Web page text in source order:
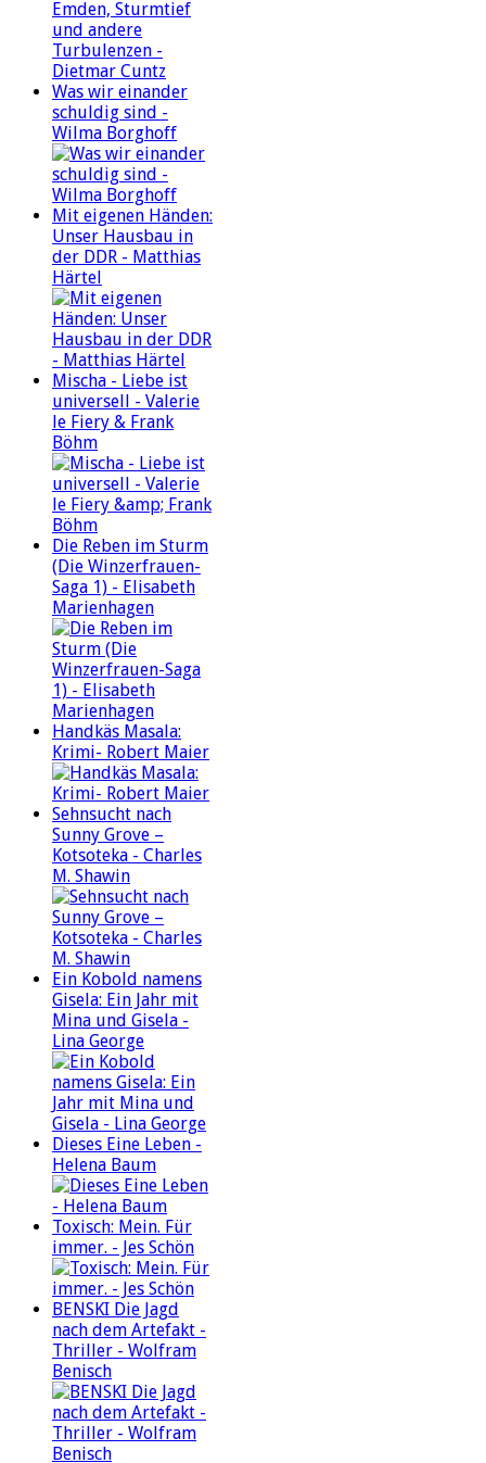
Was wir einander
schuldig sind -
Wilma Borghoff
Mit eigenen Händen:
Unser Hausbau in
der DDR - Matthias
Härtel
Mischa - Liebe ist
universell - Valerie
le Fiery & Frank
Böhm
Die Reben im Sturm
(Die Winzerfrauen-
Saga 1) - Elisabeth
Marienhagen
Handkäs Masala:
Krimi- Robert Maier
Sehnsucht nach
Sunny Grove –
Kotsoteka - Charles
M. Shawin
Ein Kobold namens
Gisela: Ein Jahr mit
Mina und Gisela -
Lina George
Dieses Eine Leben -
Helena Baum
Toxisch: Mein. Für
immer. - Jes Schön
BENSKI Die Jagd
nach dem Artefakt -
Thriller - Wolfram
Benisch